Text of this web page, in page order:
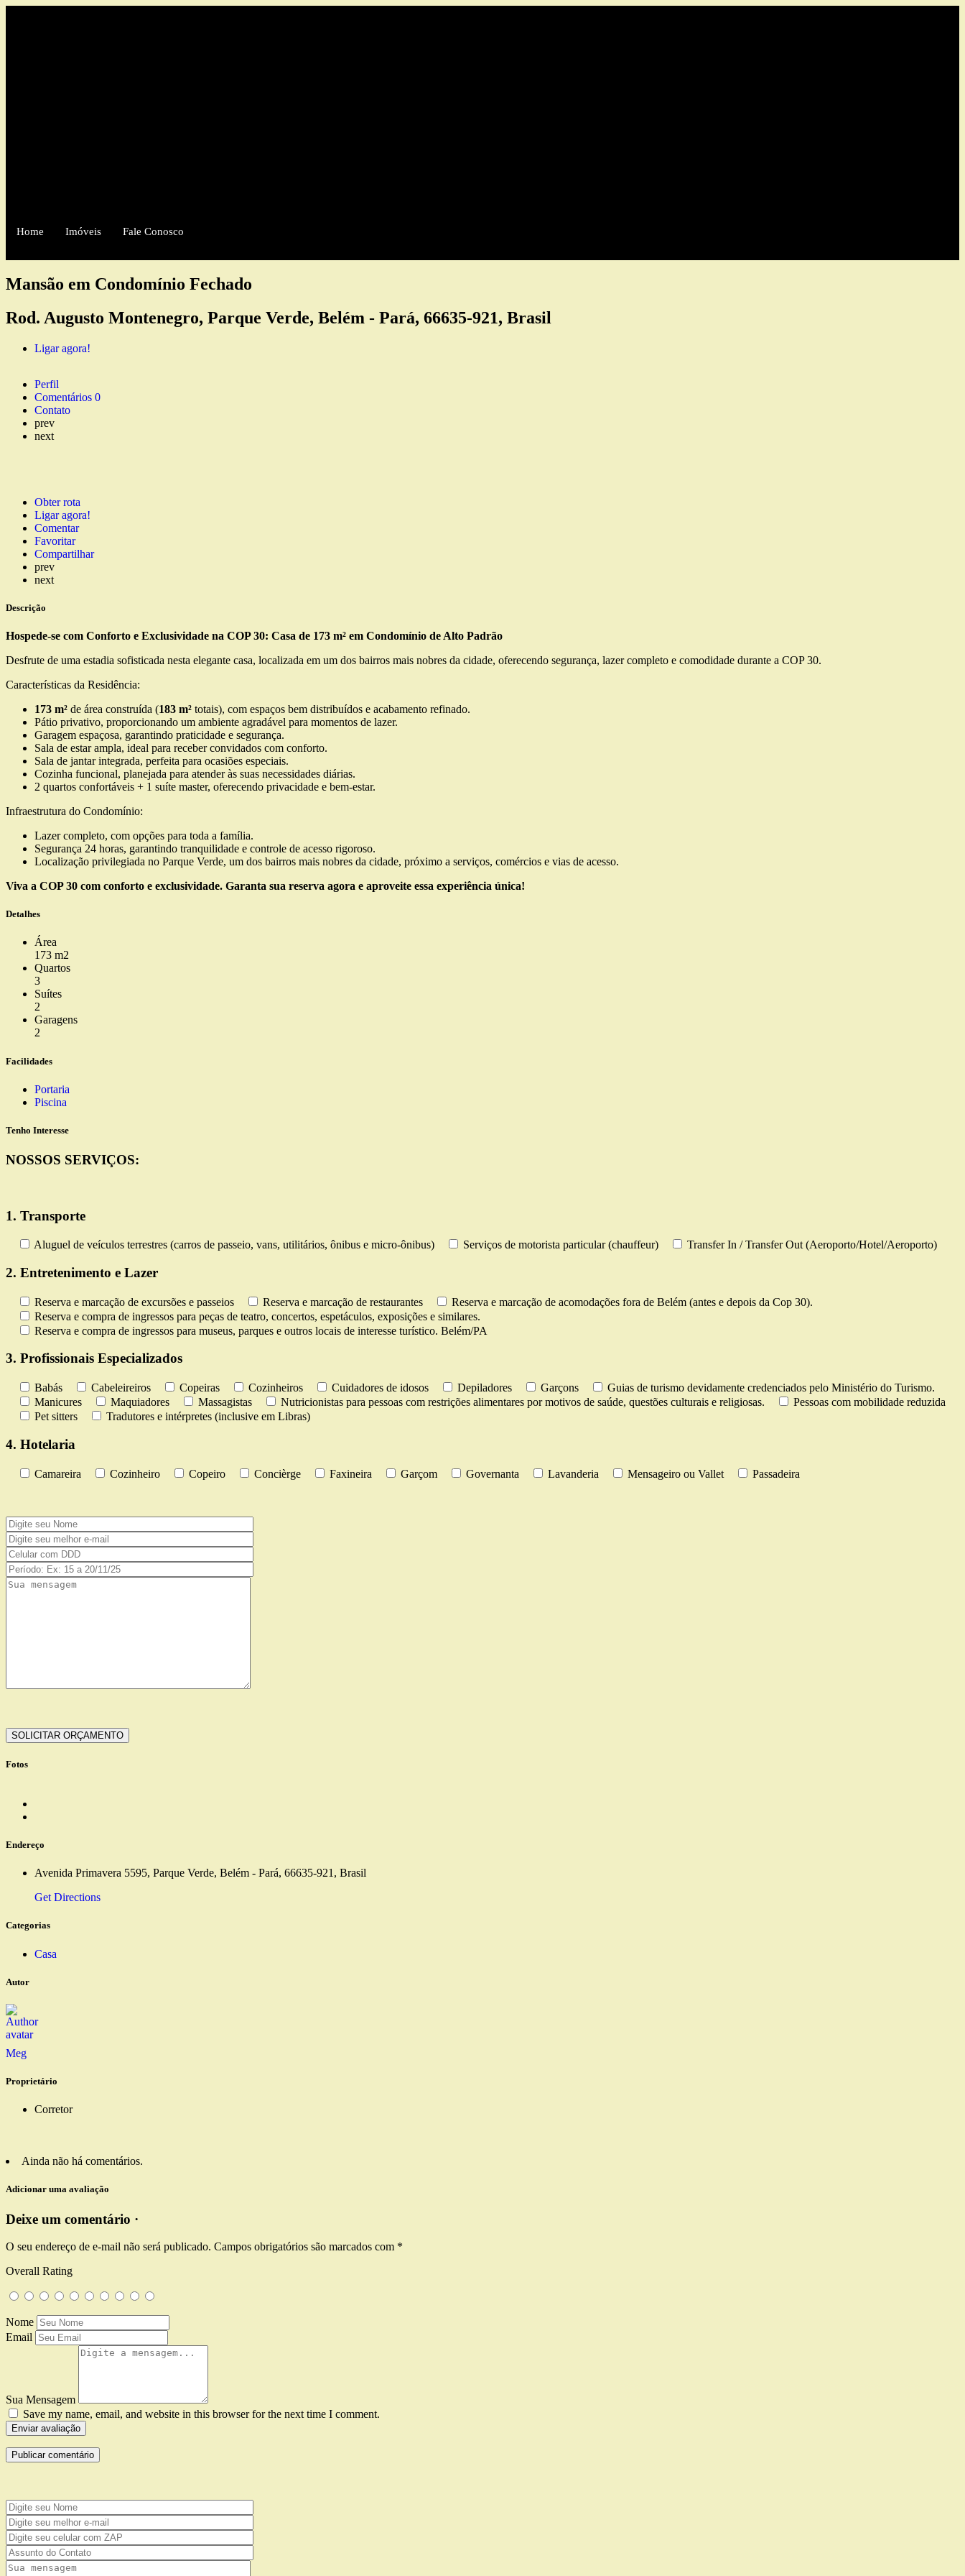
Home Imóveis Fale Conosco
Mansão em Condomínio Fechado
Rod. Augusto Montenegro, Parque Verde, Belém - Pará, 66635-921, Brasil
Ligar agora!
Perfil
Comentários 0
Contato
prev
next
Obter rota
Ligar agora!
Comentar
Favoritar
Compartilhar
prev
next
Descrição
Hospede-se com Conforto e Exclusividade na COP 30: Casa de 173 m² em Condomínio de Alto Padrão
Desfrute de uma estadia sofisticada nesta elegante casa, localizada em um dos bairros mais nobres da cidade, oferecendo segurança, lazer completo e comodidade durante a COP 30.
Características da Residência:
173 m² de área construída (183 m² totais), com espaços bem distribuídos e acabamento refinado.
Pátio privativo, proporcionando um ambiente agradável para momentos de lazer.
Garagem espaçosa, garantindo praticidade e segurança.
Sala de estar ampla, ideal para receber convidados com conforto.
Sala de jantar integrada, perfeita para ocasiões especiais.
Cozinha funcional, planejada para atender às suas necessidades diárias.
2 quartos confortáveis + 1 suíte master, oferecendo privacidade e bem-estar.
Infraestrutura do Condomínio:
Lazer completo, com opções para toda a família.
Segurança 24 horas, garantindo tranquilidade e controle de acesso rigoroso.
Localização privilegiada no Parque Verde, um dos bairros mais nobres da cidade, próximo a serviços, comércios e vias de acesso.
Viva a COP 30 com conforto e exclusividade. Garanta sua reserva agora e aproveite essa experiência única!
Detalhes
Área
173 m2
Quartos
3
Suítes
2
Garagens
2
Facilidades
Portaria
Piscina
Tenho Interesse
NOSSOS SERVIÇOS:
1. Transporte
Aluguel de veículos terrestres (carros de passeio, vans, utilitários, ônibus e micro-ônibus) Serviços de motorista particular (chauffeur) Transfer In / Transfer Out (Aeroporto/Hotel/Aeroporto)
2. Entretenimento e Lazer
Reserva e marcação de excursões e passeios Reserva e marcação de restaurantes
Reserva e marcação de acomodações fora de Belém (antes e depois da Cop 30).
Reserva e compra de ingressos para peças de teatro, concertos, espetáculos, exposições e similares.
Reserva e compra de ingressos para museus, parques e outros locais de interesse turístico. Belém/PA
3. Profissionais Especializados
Babás Cabeleireiros Copeiras Cozinheiros Cuidadores de idosos Depiladores Garçons
Guias de turismo devidamente credenciados pelo Ministério do Turismo.
Manicures
Maquiadores Massagistas Nutricionistas para pessoas com restrições alimentares por motivos de saúde, questões culturais e religiosas.
Pessoas com mobilidade reduzida
Pet sitters
Tradutores e intérpretes (inclusive em Libras)
4. Hotelaria
Camareira Cozinheiro Copeiro Concièrge Faxineira Garçom Governanta Lavanderia Mensageiro ou Vallet Passadeira
Fotos
Endereço
Avenida Primavera 5595, Parque Verde, Belém - Pará, 66635-921, Brasil
Get Directions
Categorias
Casa
Autor
Meg
Proprietário
Corretor
Ainda não há comentários.
Adicionar uma avaliação
Deixe um comentário ·
O seu endereço de e-mail não será publicado. Campos obrigatórios são marcados com *
Overall Rating
Nome
Email
Sua Mensagem
Save my name, email, and website in this browser for the next time I comment.
Enviar avaliação